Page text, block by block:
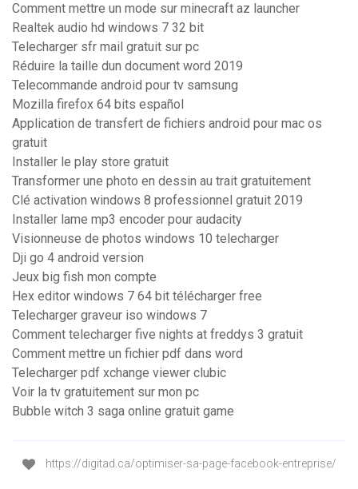
Comment mettre un mode sur minecraft az launcher
Realtek audio hd windows 7 32 bit
Telecharger sfr mail gratuit sur pc
Réduire la taille dun document word 2019
Telecommande android pour tv samsung
Mozilla firefox 64 bits español
Application de transfert de fichiers android pour mac os
gratuit
Installer le play store gratuit
Transformer une photo en dessin au trait gratuitement
Clé activation windows 8 professionnel gratuit 2019
Installer lame mp3 encoder pour audacity
Visionneuse de photos windows 10 telecharger
Dji go 4 android version
Jeux big fish mon compte
Hex editor windows 7 64 bit télécharger free
Telecharger graveur iso windows 7
Comment telecharger five nights at freddys 3 gratuit
Comment mettre un fichier pdf dans word
Telecharger pdf xchange viewer clubic
Voir la tv gratuitement sur mon pc
Bubble witch 3 saga online gratuit game
https://digitad.ca/optimiser-sa-page-facebook-entreprise/